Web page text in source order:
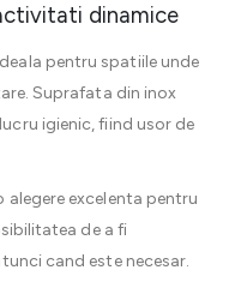
dinamice
pentru spatiile unde
Suprafata din inox
igienic, fiind usor de
excelenta pentru
de a fi
cand este necesar.